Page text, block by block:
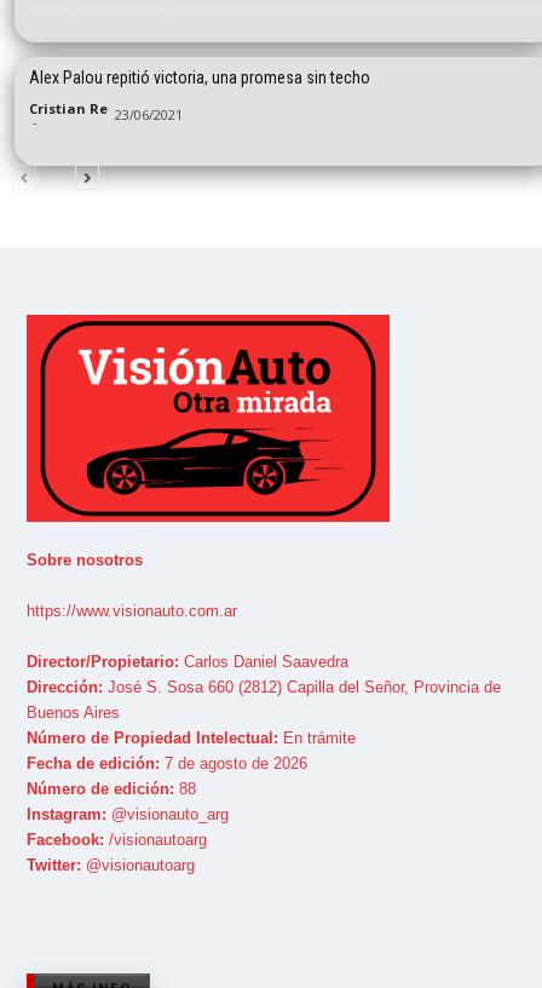
Alex Palou repitió victoria, una promesa sin techo
Cristian Re
- 23/06/2021
Sobre nosotros
https://www.visionauto.com.ar
Director/Propietario: Carlos Daniel Saavedra
Dirección: José S. Sosa 660 (2812) Capilla del Señor, Provincia de
Buenos Aires
Número de Propiedad Intelectual: En trámite
Fecha de edición: 7 de agosto de 2026
Número de edición: 88
Instagram: @visionauto_arg
Facebook: /visionautoarg
Twitter: @visionautoarg